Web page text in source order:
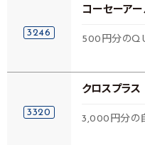
3246
コーセーア
500円分の
3320
クロスプラス
3,000円分の